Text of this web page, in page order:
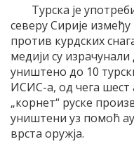
Турска је
северу Сирије
против курдских
медији су израчунали
уништено до 10
ИСИС-а, од чега шест
„корнет“ руске
уништени уз помоћ
врста оружја.